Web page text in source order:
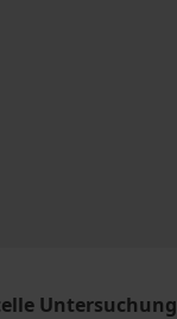
Untersuchung